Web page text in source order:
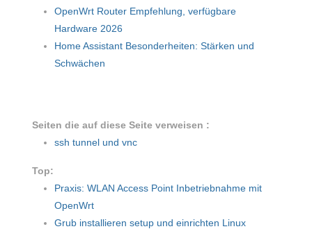
OpenWrt Router Empfehlung, verfügbare
Hardware 2026
Home Assistant Besonderheiten: Stärken und
Schwächen
Seiten die auf diese Seite verweisen :
ssh tunnel und vnc
Top:
Praxis: WLAN Access Point Inbetriebnahme mit
OpenWrt
Grub installieren setup und einrichten Linux